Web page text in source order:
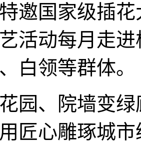
邀国家级插
活动每月走
白领等群体。
园、院墙变
匠心雕琢城